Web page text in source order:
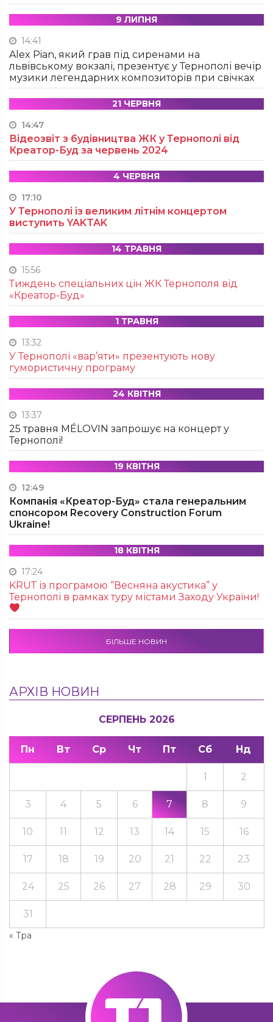
9 ЛИПНЯ
14:41
Alex Pian, який грав під сиренами на
львівському вокзалі, презентує у Тернополі вечір
музики легендарних композиторів при свічках
21 ЧЕРВНЯ
14:47
Відеозвіт з будівництва ЖК у Тернополі від
Креатор-Буд за червень 2024
4 ЧЕРВНЯ
17:10
У Тернополі із великим літнім концертом
виступить YAKTAK
14 ТРАВНЯ
15:56
Тиждень спеціальних цін ЖК Тернополя від
«Креатор-Буд»
1 ТРАВНЯ
13:32
У Тернополі «вар’яти» презентують нову
гумористичну програму
24 КВІТНЯ
13:37
25 травня MÉLOVIN запрошує на концерт у
Тернополі!
19 КВІТНЯ
12:49
Компанія «Креатор-Буд» стала генеральним
спонсором Recovery Construction Forum
Ukraine!
18 КВІТНЯ
17:24
KRUТ із програмою “Весняна акустика” у
Тернополі в рамках туру містами Заходу України!
БІЛЬШЕ НОВИН
АРХІВ НОВИН
СЕРПЕНЬ 2026
Пн Вт Ср Чт Пт Сб Нд
« Тра
1 2
3 4 5 6 7 8 9
10 11 12 13 14 15 16
17 18 19 20 21 22 23
24 25 26 27 28 29 30
31